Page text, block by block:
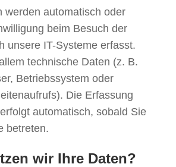
werden automatisch oder
beim Besuch der
unsere IT-Systeme erfasst.
technische Daten (z. B.
Betriebssystem oder
Die Erfassung
automatisch, sobald Sie
betreten.
wir Ihre Daten?